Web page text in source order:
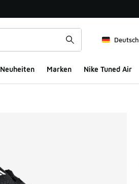
Deutsch
Neuheiten Marken Nike Tuned Air